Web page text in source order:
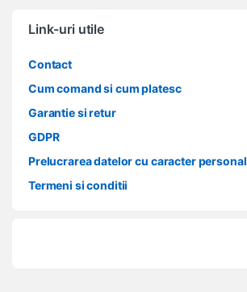
Link-uri utile
Contact
Cum comand si cum platesc
Garantie si retur
GDPR
Prelucrarea datelor cu caracter personal
Termeni si conditii